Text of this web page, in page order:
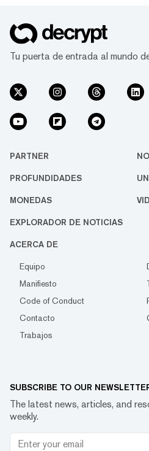
Tu puerta de entrada al mundo
PARTNER
PROFUNDIDADES
MONEDAS
EXPLORADOR DE NOTICIAS
ACERCA DE
Equipo
Manifiesto
Code of Conduct
Contacto
Trabajos
SUBSCRIBE TO OUR
The latest news, articles, and
weekly.